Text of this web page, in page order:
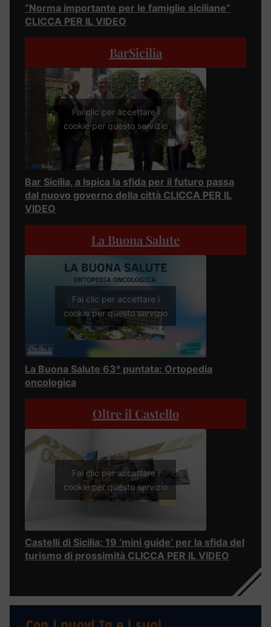
“Norma importante per le famiglie siciliane”
CLICCA PER IL VIDEO
BarSicilia
Fai clic per accettare i
cookie per questo servizio
Bar Sicilia, a Ispica la sfida per il futuro passa
dal nuovo governo della città CLICCA PER IL
VIDEO
La Buona Salute
Fai clic per accettare i
cookie per questo servizio
La Buona Salute 63° puntata: Ortopedia
oncologica
Oltre il Castello
Fai clic per accettare i
cookie per questo servizio
Castelli di Sicilia: 19 ‘mini guide’ per la sfida del
turismo di prossimità CLICCA PER IL VIDEO